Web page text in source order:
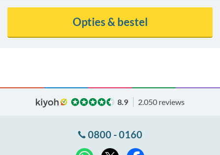
Opties & bestel
8.9 2.050 reviews
0800 - 0160